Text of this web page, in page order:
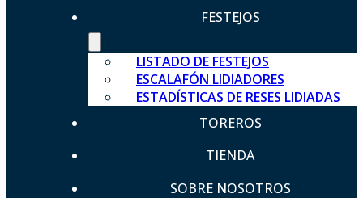
FESTEJOS
LISTADO DE FESTEJOS
ESCALAFÓN LIDIADORES
ESTADÍSTICAS DE RESES LIDIADAS
TOREROS
TIENDA
SOBRE NOSOTROS